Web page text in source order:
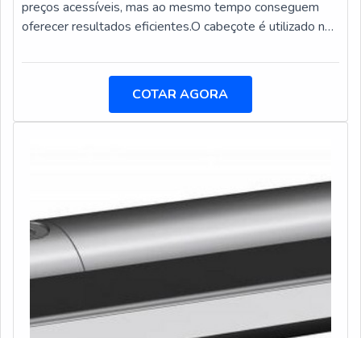
DFG Ferramentas tem o que há de melhor no mercado
de assistência técnica em ferramenta acionada. Prezando
variedades em alicates para anéis de fixação e cabeças
alargadoras de troca rápida.É conhecida por ser uma
empresa comprometida com seus serviços e uma
apoio. Esses fatores, somados a um time com equipe
multidisciplinar de consultores associados e profissionais
qualificados, comprova sua essência de trazer o melhor
para todos os clientes.
preços acessíveis, mas ao mesmo tempo conseguem
oferecer resultados eficientes.O cabeçote é utilizado no
chave T. Esse tipo de equipamento pode ser acionado
a cotação é possível também notar que o produto possui
uma excelente qualidade, tendo em vista que é fabricado
COTAR AGORA